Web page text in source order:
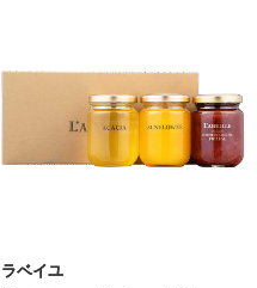
ラベイユ